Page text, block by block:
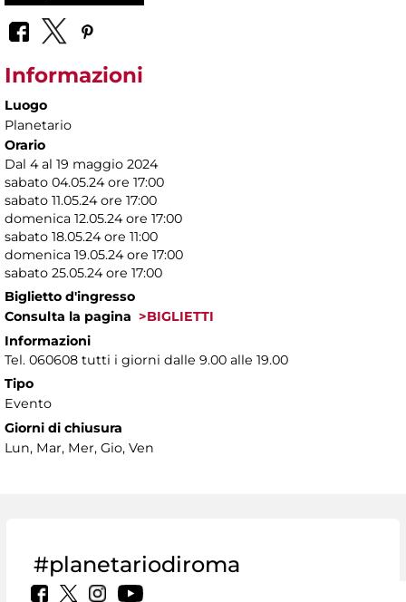
Informazioni
Luogo
Planetario
Orario
Dal 4 al 19 maggio 2024
sabato 04.05.24 ore 17:00
sabato 11.05.24 ore 17:00
domenica 12.05.24 ore 17:00
sabato 18.05.24 ore 11:00
domenica 19.05.24 ore 17:00
sabato 25.05.24 ore 17:00
Biglietto d'ingresso
Consulta la pagina >BIGLIETTI
Informazioni
Tel. 060608 tutti i giorni dalle 9.00 alle 19.00
Tipo
Evento
Giorni di chiusura
Lun, Mar, Mer, Gio, Ven
#planetariodiroma